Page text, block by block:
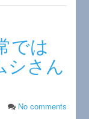
では
シさん
No comments